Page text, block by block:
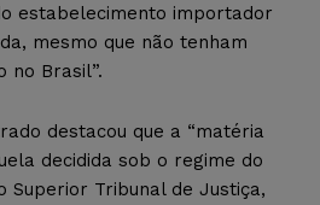
estabelecimento importador
mesmo que não tenham
no Brasil”.
destacou que a “matéria
decidida sob o regime do
Tribunal de Justiça,